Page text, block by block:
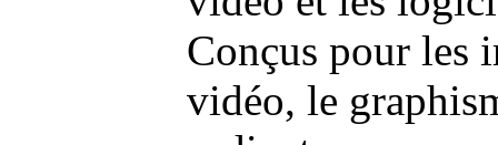
Conçus pour les
vidéo, le